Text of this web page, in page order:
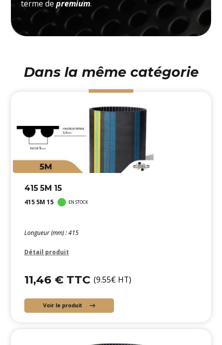
terme depremium.
Dans la même catégorie
415 5M 15
415 5M 15 EN STOCK
Longueur (mm) : 415
Détail produit
11,46 € TTC (9.55€ HT)
Voir le produit